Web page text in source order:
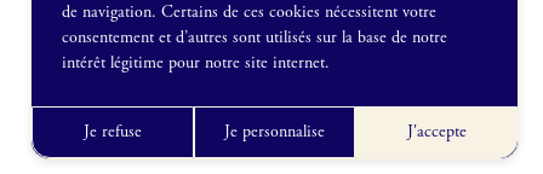
France Boulangerie
1 rue Alexandre Fleming
09 86 23 49 09
CGU
de navigation. Certains de ces cookies nécessitent votre
consentement et d’autres sont utilisés sur la base de notre
intérêt légitime pour notre site internet.
Je refuse Je personnalise J'accepte